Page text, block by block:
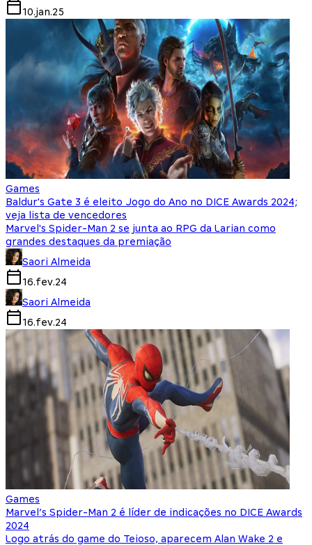
10.jan.25
Games
Baldur's Gate 3 é eleito Jogo do Ano no DICE Awards 2024;
veja lista de vencedores
Marvel's Spider-Man 2 se junta ao RPG da Larian como
grandes destaques da premiação
Saori Almeida
16.fev.24
Saori Almeida
16.fev.24
Games
Marvel’s Spider-Man 2 é líder de indicações no DICE Awards
2024
Logo atrás do game do Teioso, aparecem Alan Wake 2 e